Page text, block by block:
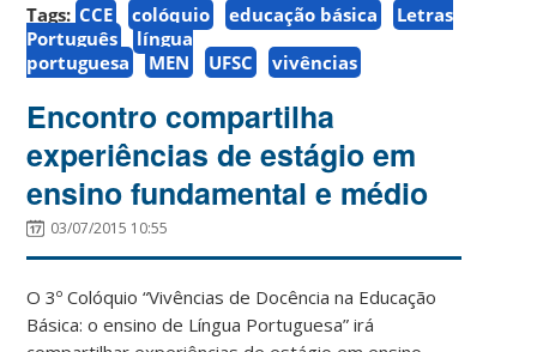
Tags: CCE colóquio educação básica
Letras
Português
língua
portuguesa
MEN UFSC vivências
Encontro compartilha
experiências de estágio em
ensino fundamental e médio
03/07/2015 10:55
O 3º Colóquio “Vivências de Docência na Educação
Básica: o ensino de Língua Portuguesa” irá